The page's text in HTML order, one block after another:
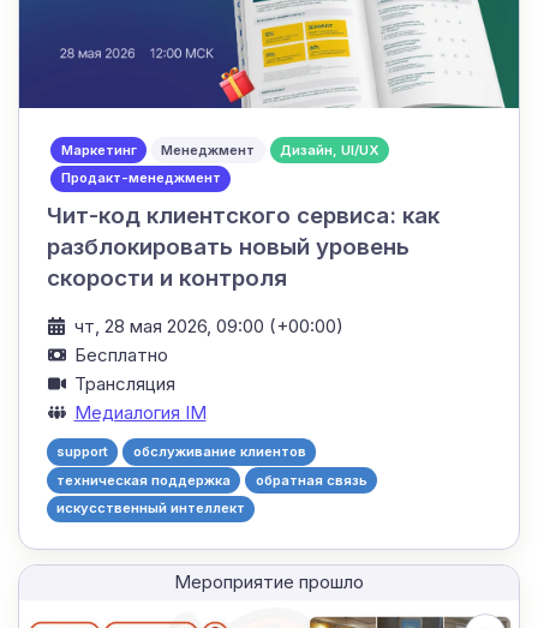
Маркетинг Менеджмент
Дизайн, UI/UX
Продакт-менеджмент
Чит-код клиентского сервиса: как
разблокировать новый уровень
скорости и контроля
чт, 28 мая 2026, 09:00 (+00:00)
Бесплатно
Трансляция
Медиалогия IM
support
обслуживание клиентов
техническая поддержка
обратная связь
искусственный интеллект
Мероприятие прошло